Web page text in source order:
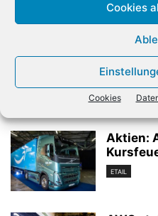
Cookies
Cookies
Vorheriger Artikel
Prognose an
Aktien:
ETAIL